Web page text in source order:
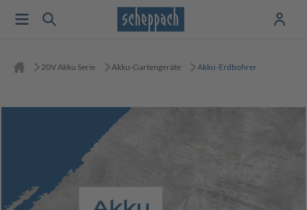
20V Akku Serie Akku-Gartengeräte Akku-Erdbohrer